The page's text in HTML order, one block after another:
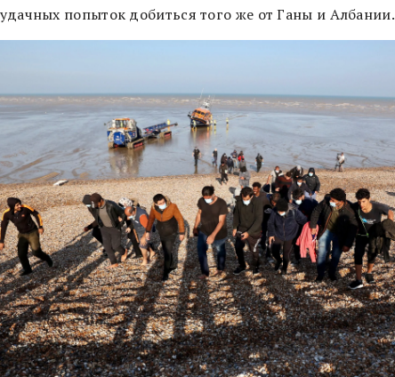
попыток добиться того же от Ганы и Албании.